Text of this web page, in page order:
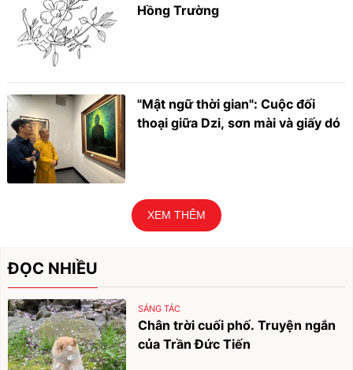
Hồng Trường
"Mật ngữ thời gian": Cuộc đối
thoại giữa Dzi, sơn mài và giấy dó
XEM THÊM
ĐỌC NHIỀU
SÁNG TÁC
Chân trời cuối phố. Truyện ngắn
của Trần Đức Tiến